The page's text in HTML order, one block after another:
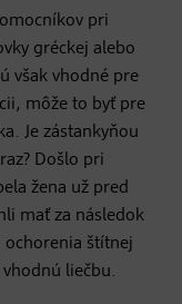
pri
gréckej alebo
však vhodné pre
môže to byť pre
Je zástankyňou
Došlo pri
žena už pred
mať za následok
štítnej
vhodnú liečbu.